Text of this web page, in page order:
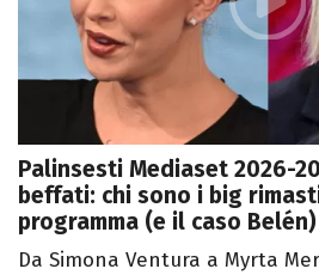
Palinsesti Mediaset 2026-
beffati: chi sono i big
programma (e il caso Belén)
Da Simona Ventura a Myrta